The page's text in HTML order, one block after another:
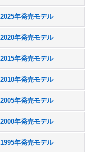
2025年発売モデル
2020年発売モデル
2015年発売モデル
2010年発売モデル
2005年発売モデル
2000年発売モデル
1995年発売モデル